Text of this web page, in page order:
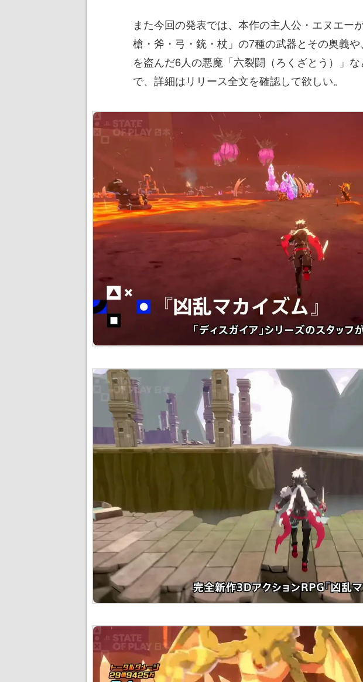
また今回の発表では、本作の主人公・エヌエー
槍・斧・弓・銃・杖」の7種の武器とその奥義
を盗んだ6人の悪魔「六裂闘（ろくざとう）」
で、詳細はリリース全文を確認して欲しい。